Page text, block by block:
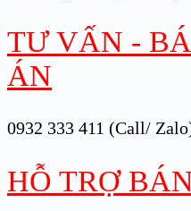
TƯ VẤN -
ÁN
0932 333 411 (Call/
HỖ TRỢ